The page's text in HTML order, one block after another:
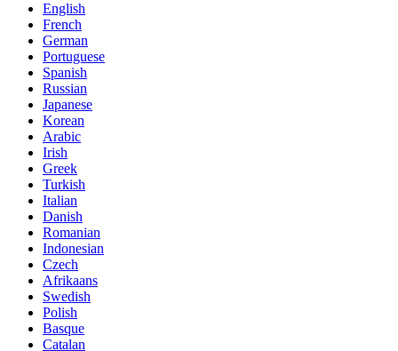
English
French
German
Portuguese
Spanish
Russian
Japanese
Korean
Arabic
Irish
Greek
Turkish
Italian
Danish
Romanian
Indonesian
Czech
Afrikaans
Swedish
Polish
Basque
Catalan